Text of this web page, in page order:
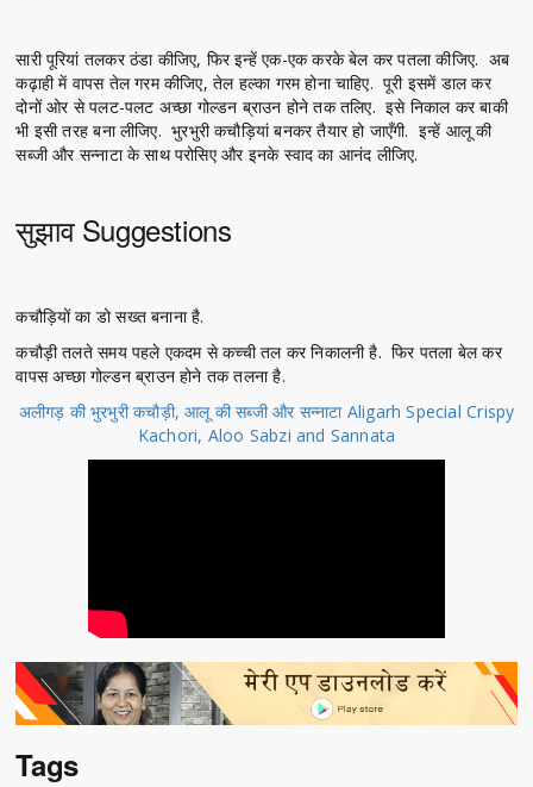
सारी पूरियां तलकर ठंडा कीजिए, फिर इन्हें एक-एक करके बेल कर पतला कीजिए. अब
कढ़ाही में वापस तेल गरम कीजिए, तेल हल्का गरम होना चाहिए. पूरी इसमें डाल कर
दोनों ओर से पलट-पलट अच्छा गोल्डन ब्राउन होने तक तलिए. इसे निकाल कर बाकी
भी इसी तरह बना लीजिए. भुरभुरी कचौड़ियां बनकर तैयार हो जाएँगी. इन्हें आलू की
सब्जी और सन्नाटा के साथ परोसिए और इनके स्वाद का आनंद लीजिए.
सुझाव Suggestions
कचौड़ियों का डो सख्त बनाना है.
कचौड़ी तलते समय पहले एकदम से कच्ची तल कर निकालनी है. फिर पतला बेल कर
वापस अच्छा गोल्डन ब्राउन होने तक तलना है.
अलीगड़ की भुरभुरी कचौड़ी, आलू की सब्जी और सन्नाटा Aligarh Special Crispy
Kachori, Aloo Sabzi and Sannata
Tags